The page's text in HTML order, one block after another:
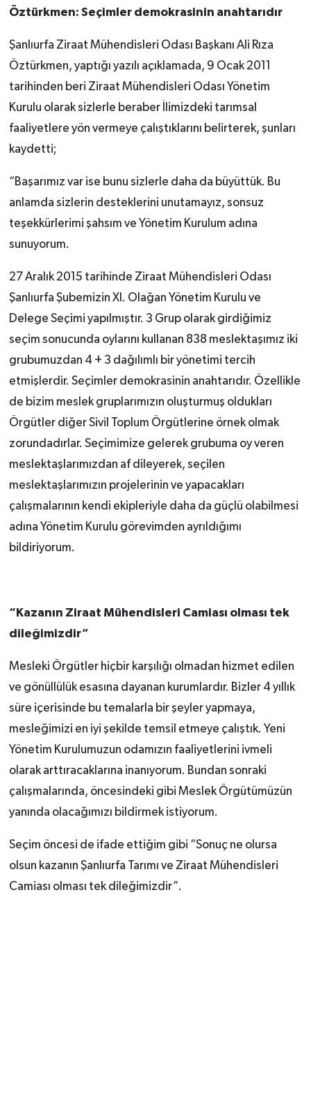
Öztürkmen: Seçimler demokrasinin anahtarıdır
Şanlıurfa Ziraat Mühendisleri Odası Başkanı Ali Rıza
Öztürkmen, yaptığı yazılı açıklamada, 9 Ocak 2011
tarihinden beri Ziraat Mühendisleri Odası Yönetim
Kurulu olarak sizlerle beraber İlimizdeki tarımsal
faaliyetlere yön vermeye çalıştıklarını belirterek, şunları
kaydetti;
“Başarımız var ise bunu sizlerle daha da büyüttük. Bu
anlamda sizlerin desteklerini unutamayız, sonsuz
teşekkürlerimi şahsım ve Yönetim Kurulum adına
sunuyorum.
27 Aralık 2015 tarihinde Ziraat Mühendisleri Odası
Şanlıurfa Şubemizin XI. Olağan Yönetim Kurulu ve
Delege Seçimi yapılmıştır. 3 Grup olarak girdiğimiz
seçim sonucunda oylarını kullanan 838 meslektaşımız iki
grubumuzdan 4 + 3 dağılımlı bir yönetimi tercih
etmişlerdir. Seçimler demokrasinin anahtarıdır. Özellikle
de bizim meslek gruplarımızın oluşturmuş oldukları
Örgütler diğer Sivil Toplum Örgütlerine örnek olmak
zorundadırlar. Seçimimize gelerek grubuma oy veren
meslektaşlarımızdan af dileyerek, seçilen
meslektaşlarımızın projelerinin ve yapacakları
çalışmalarının kendi ekipleriyle daha da güçlü olabilmesi
adına Yönetim Kurulu görevimden ayrıldığımı
bildiriyorum.
“Kazanın Ziraat Mühendisleri Camiası olması tek
dileğimizdir”
Mesleki Örgütler hiçbir karşılığı olmadan hizmet edilen
ve gönüllülük esasına dayanan kurumlardır. Bizler 4 yıllık
süre içerisinde bu temalarla bir şeyler yapmaya,
mesleğimizi en iyi şekilde temsil etmeye çalıştık. Yeni
Yönetim Kurulumuzun odamızın faaliyetlerini ivmeli
olarak arttıracaklarına inanıyorum. Bundan sonraki
çalışmalarında, öncesindeki gibi Meslek Örgütümüzün
yanında olacağımızı bildirmek istiyorum.
Seçim öncesi de ifade ettiğim gibi “Sonuç ne olursa
olsun kazanın Şanlıurfa Tarımı ve Ziraat Mühendisleri
Camiası olması tek dileğimizdir”.